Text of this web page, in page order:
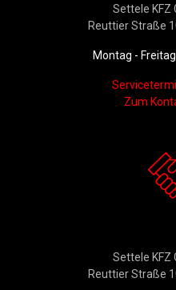
Settele KFZ
Reuttier Straße
Montag -
Zum
Settele KFZ
Reuttier Straße